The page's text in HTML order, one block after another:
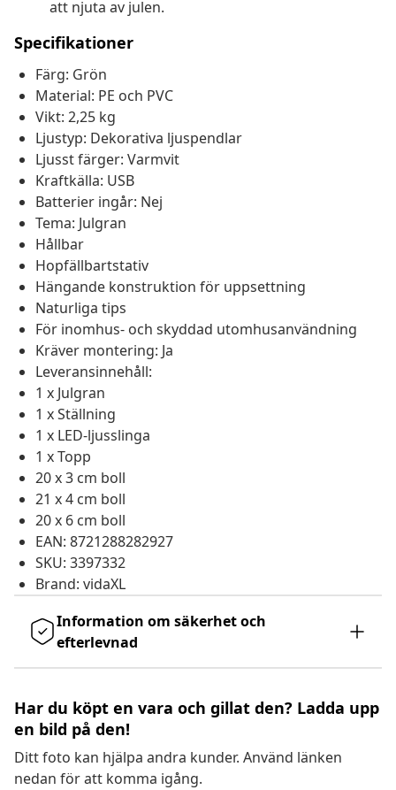
att njuta av julen.
Specifikationer
Färg: Grön
Material: PE och PVC
Vikt: 2,25 kg
Ljustyp: Dekorativa ljuspendlar
Ljusst färger: Varmvit
Kraftkälla: USB
Batterier ingår: Nej
Tema: Julgran
Hållbar
Hopfällbartstativ
Hängande konstruktion för uppsettning
Naturliga tips
För inomhus- och skyddad utomhusanvändning
Kräver montering: Ja
Leveransinnehåll:
1 x Julgran
1 x Ställning
1 x LED-ljusslinga
1 x Topp
20 x 3 cm boll
21 x 4 cm boll
20 x 6 cm boll
EAN: 8721288282927
SKU: 3397332
Brand: vidaXL
Information om säkerhet och
efterlevnad
Har du köpt en vara och gillat den? Ladda upp
en bild på den!
Ditt foto kan hjälpa andra kunder. Använd länken
nedan för att komma igång.